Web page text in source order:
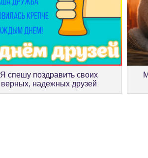
Я спешу поздравить своих
верных, надежных друзей